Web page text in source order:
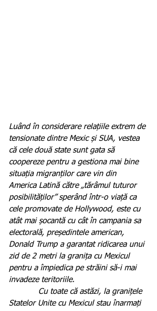
Luând în considerare relațiile extrem de
tensionate dintre Mexic și SUA, vestea
că cele două state sunt gata să
coopereze pentru a gestiona mai bine
situația migranților care vin din
America Latină către „tărâmul tuturor
posibilităților” sperând într-o viață ca
cele promovate de Hollywood, este cu
atât mai șocantă cu cât în campania sa
electorală, președintele american,
Donald Trump a garantat ridicarea unui
zid de 2 metri la granița cu Mexicul
pentru a împiedica pe străini să-i mai
invadeze teritoriile.
Statelor Unite cu Mexicul stau înarmați